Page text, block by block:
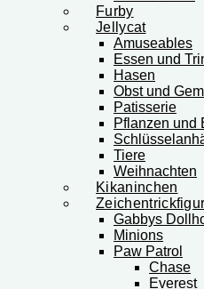
Furby
Jellycat
Amuseables
Essen und
Hasen
Obst und
Patisserie
Pflanzen und
Tiere
Weihnachten
Kikaninchen
Gabbys
Minions
Paw Patrol
Chase
Everest